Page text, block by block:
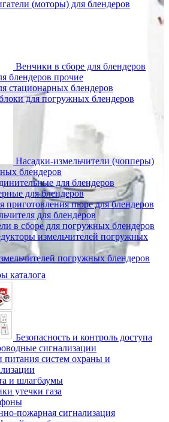
(моторы) для блендеров
Венчики в сборе для блендеров
блендеров прочие
стационарных блендеров
для погружных блендеров
Насадки-измельчители (чопперы)
блендеров
для блендеров
для блендеров
приготовления пюре для блендеров
для блендеров
в сборе для погружных блендеров
измельчителей погружных
погружных блендеров
каталога
Безопасность и контроль доступа
сигнализации
питания систем охраны и
и шлагбаумы
утечки газа
пожарная сигнализация